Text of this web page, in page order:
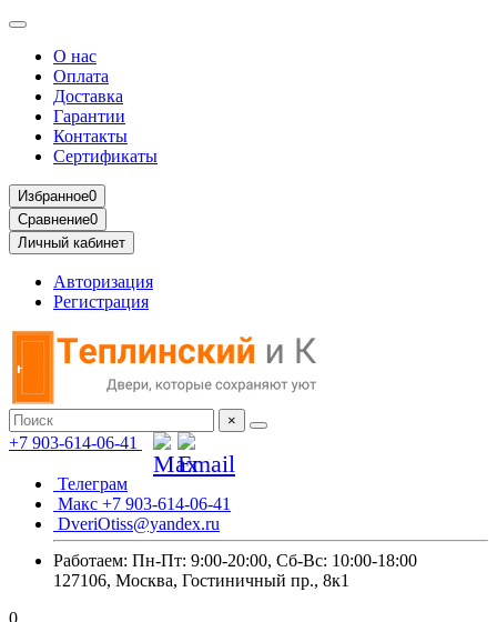
О нас
Оплата
Доставка
Гарантии
Контакты
Сертификаты
Избранное0
Сравнение0
Личный кабинет
Авторизация
Регистрация
×
+7 903-614-06-41
Телеграм
Макс +7 903-614-06-41
DveriOtiss@yandex.ru
Работаем: Пн-Пт: 9:00-20:00, Сб-Вс: 10:00-18:00
127106, Москва, Гостиничный пр., 8к1
0